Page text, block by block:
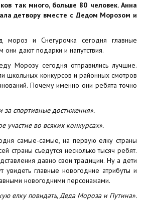
так много, больше 80 человек. Анна
детвору вместе с Дедом Морозом и
мороз и Снегурочка сегодня главные
дают подарки и напутствия.
Морозу сегодня отправились лучшие.
школьных конкурсов и районных смотров
Почему именно они ребята точно
за спортивные достижения».
участие во всяких конкурсах».
самые-самые, на первую елку страны
страны съедутся несколько тысяч ребят.
давно свои традиции. Ну а дети
увидеть главные новогодние атрибуты и
новогодними персонажами.
елку повидать, Деда Мороза и Путина».